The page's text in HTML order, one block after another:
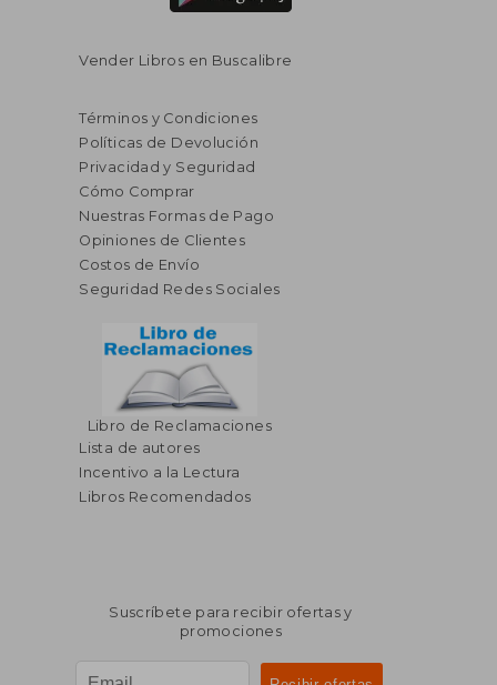
Vender Libros en Buscalibre
Términos y Condiciones
Políticas de Devolución
Privacidad y Seguridad
Cómo Comprar
Nuestras Formas de Pago
Opiniones de Clientes
Costos de Envío
Seguridad Redes Sociales
Libro de Reclamaciones
Lista de autores
Incentivo a la Lectura
Libros Recomendados
Suscríbete para recibir ofertas y
promociones